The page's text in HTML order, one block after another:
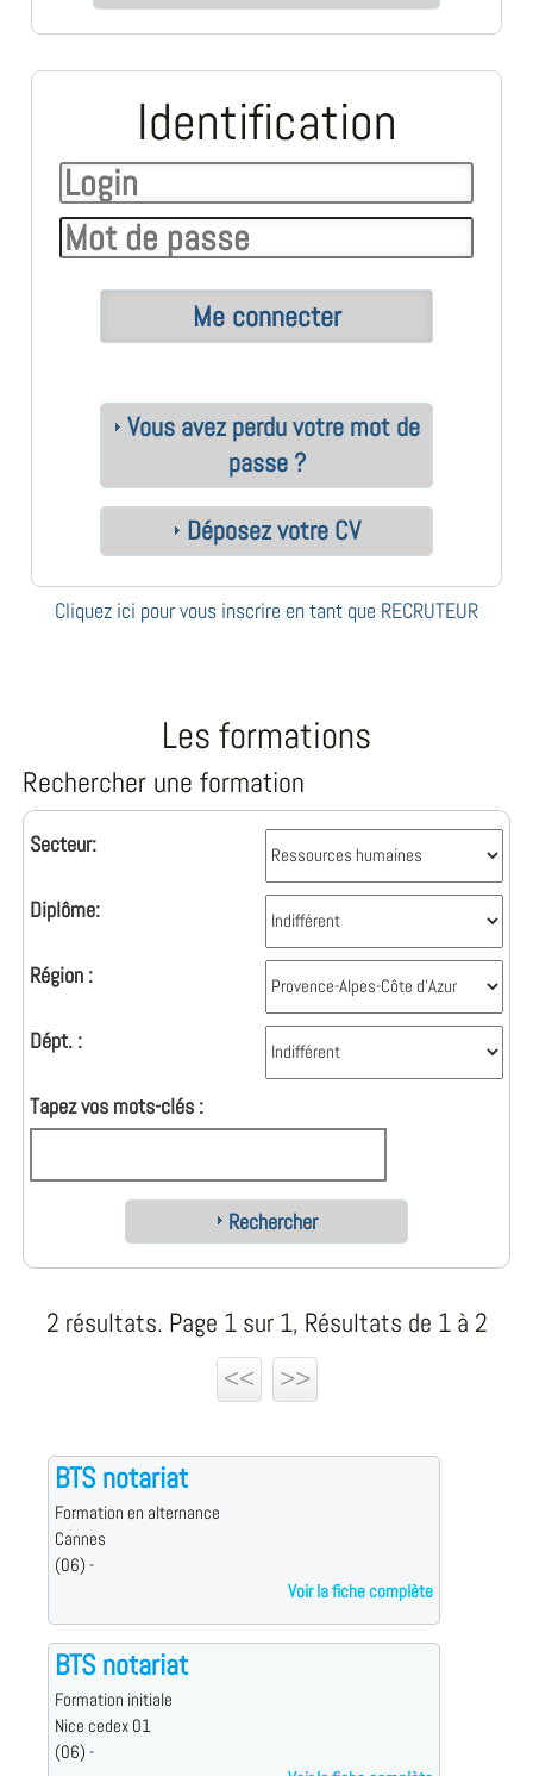
Identification
Vous avez perdu votre mot de
passe ?
Déposez votre CV
Cliquez ici pour vous inscrire en tant que RECRUTEUR
Les formations
Rechercher une formation
Secteur:
Diplôme:
Région :
Dépt. :
Tapez vos mots-clés :
Rechercher
2 résultats. Page 1 sur 1, Résultats de 1 à 2
<<
>>
BTS notariat
Formation en alternance
Cannes
(06) -
Voir la fiche complète
BTS notariat
Formation initiale
Nice cedex 01
(06) -